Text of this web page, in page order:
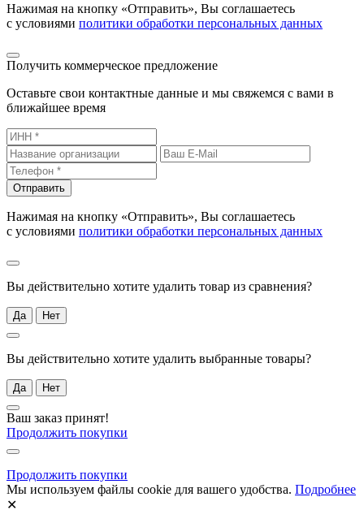
Нажимая на кнопку «Отправить», Вы соглашаетесь
с условиями политики обработки персональных данных
Получить коммерческое предложение
Оставьте свои контактные данные и мы свяжемся с вами в
ближайшее время
Отправить
Нажимая на кнопку «Отправить», Вы соглашаетесь
с условиями политики обработки персональных данных
Вы действительно хотите удалить товар из сравнения?
Да Нет
Вы действительно хотите удалить выбранные товары?
Да Нет
Ваш заказ принят!
Продолжить покупки
Продолжить покупки
Мы используем файлы cookie для вашего удобства. Подробнее
✕